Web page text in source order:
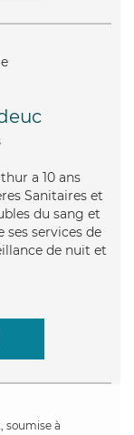
a 10 ans
Sanitaires et
du sang et
services de
de nuit et
soumise à